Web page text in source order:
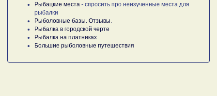
Рыбацкие места - спросить про неизученные места для
рыбалки
Рыболовные базы. Отзывы.
Рыбалка в городской черте
Рыбалка на платниках
Большие рыболовные путешествия